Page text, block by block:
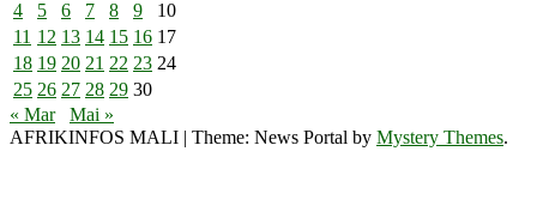
4
5 6 7 8 9
10
11 12 13 14 15 16 17
18 19 20 21 22 23 24
25 26 27 28 29 30
« Mar
Mai »
AFRIKINFOS MALI | Theme: News Portal by Mystery Themes.